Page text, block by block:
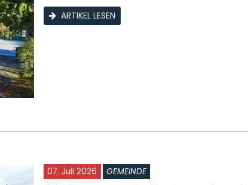
ARTIKEL LESEN
07. Juli 2026 GEMEINDE